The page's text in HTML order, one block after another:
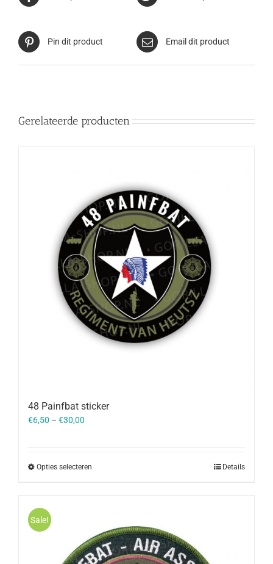
Pin dit product Email dit product
Gerelateerde producten
48 Painfbat sticker
€6,50 – €30,00
Opties selecteren Details
Sale!